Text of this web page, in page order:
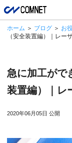
ホーム ＞ ブログ ＞ お
（安全装置編）｜レー
急に加工がで
装置編）｜レ
2020年06月05日 公開